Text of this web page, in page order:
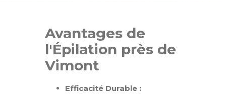
Avantages de
l'Épilation près de
Vimont
Efficacité Durable :